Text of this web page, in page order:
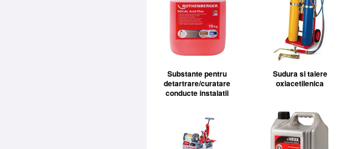
Substante pentru
detartrare/curatare
conducte instalatii
Sudura si taiere
oxiacetilenica